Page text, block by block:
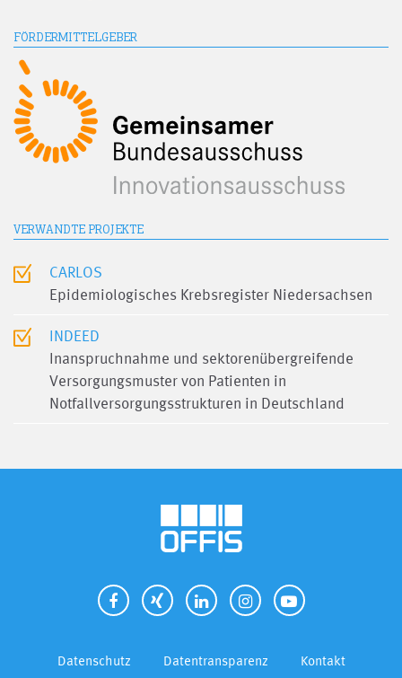
FÖRDERMITTELGEBER
VERWANDTE PROJEKTE
CARLOS
Epidemiologisches Krebsregister Niedersachsen
INDEED
Inanspruchnahme und sektorenübergreifende
Versorgungsmuster von Patienten in
Notfallversorgungsstrukturen in Deutschland
Datenschutz Datentransparenz
Kontakt